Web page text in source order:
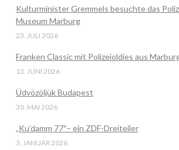
Kulturminister Gremmels besuchte das
Museum Marburg
23. JULI 2026
Franken Classic mit Polizeioldies aus
13. JUNI 2026
Üdvözöljük Budapest
30. MAI 2026
„Ku’damm 77″– ein ZDF-Dreiteiler
3. JANUAR 2026